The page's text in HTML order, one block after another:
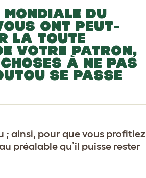
DU
ONT PEUT-
LA TOUTE
VOTRE PATRON,
À NE PAS
SE PASSE
; ainsi, pour que vous profitiez
préalable qu’il puisse rester